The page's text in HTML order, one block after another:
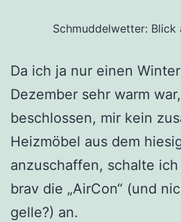
Schmuddelwetter: Blick
Da ich ja nur einen
Dezember sehr warm
beschlossen, mir kein
Heizmöbel aus dem
anzuschaffen, schalte
brav die „AirCon“ (und
gelle?) an.